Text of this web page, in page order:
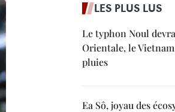
LES PLUS LUS
Le typhon Noul
Orientale, le
pluies
Ea Sô, joyau des